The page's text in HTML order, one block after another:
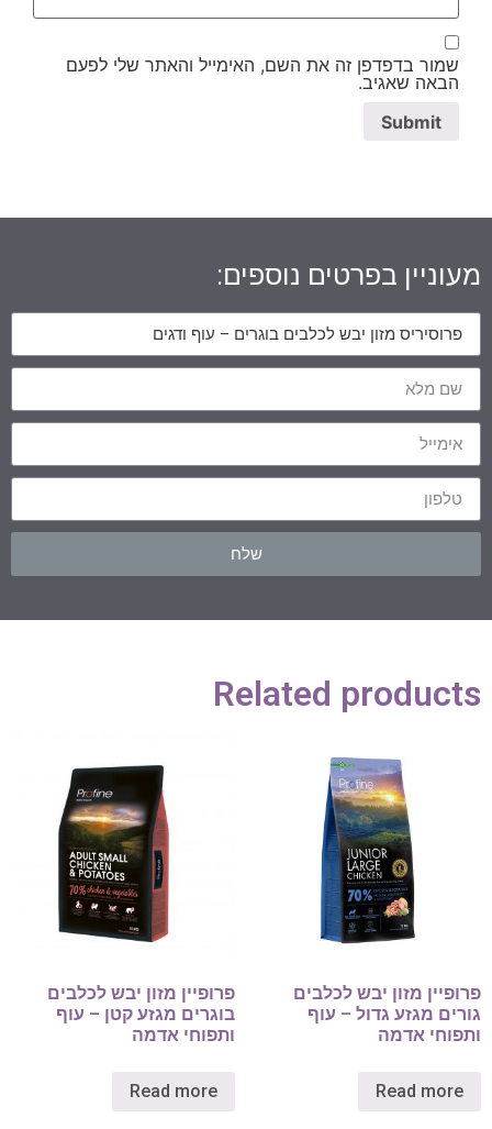
שמור בדפדפן זה את השם, האימייל והאתר שלי לפעם
הבאה שאגיב.
מעוניין בפרטים נוספים:
שלח
Related products
פרופיין מזון יבש לכלבים
גורים מגזע גדול – עוף
ותפוחי אדמה
Read more
פרופיין מזון יבש לכלבים
בוגרים מגזע קטן – עוף
ותפוחי אדמה
Read more